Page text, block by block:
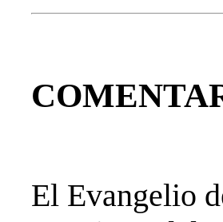
El Evangelio